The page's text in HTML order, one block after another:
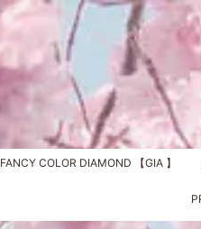
FANCY COLOR DIAMOND 【GIA 】